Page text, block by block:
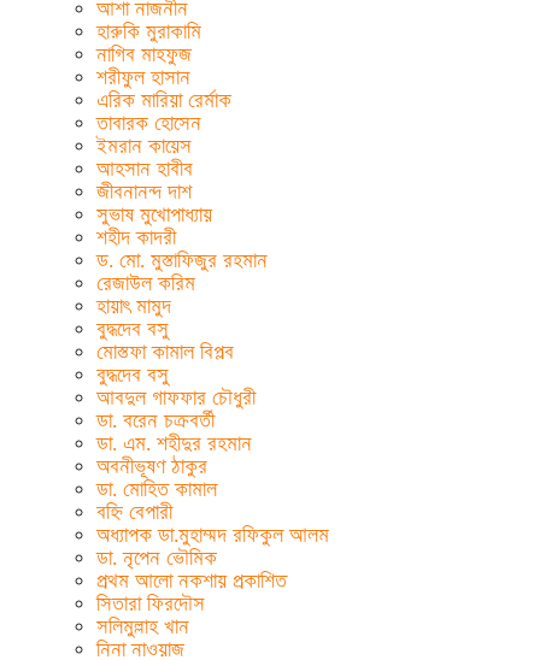
আশা নাজনীন
হারুকি মুরাকামি
নাগিব মাহফুজ
শরীফুল হাসান
এরিক মারিয়া রের্মাক
তাবারক হোসেন
ইমরান কায়েস
আহসান হাবীব
জীবনানন্দ দাশ
সুভাষ মুখোপাধ্যায়
শহীদ কাদরী
ড. মো. মুস্তাফিজুর রহমান
রেজাউল করিম
হায়াৎ মামুদ
বুদ্ধদেব বসু
মোস্তফা কামাল বিপ্লব
বুদ্ধদেব বসু
আবদুল গাফফার চৌধুরী
ডা. বরেন চক্রবর্তী
ডা. এম. শহীদুর রহমান
অবনীভূষণ ঠাকুর
ডা. মোহিত কামাল
বহ্নি বেপারী
অধ্যাপক ডা.মুহাম্মদ রফিকুল আলম
ডা. নৃপেন ভৌমিক
প্রথম আলো নকশায় প্রকাশিত
সিতারা ফিরদৌস
সলিমুল্লাহ খান
নিনা নাওয়াজ